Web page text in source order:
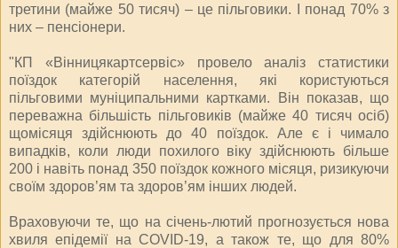
третини (майже 50 тисяч) – це пільговики. І понад 70% з
них – пенсіонери.
"КП «Вінницякартсервіс» провело аналіз статистики
поїздок категорій населення, які користуються
пільговими муніципальними картками. Він показав, що
переважна більшість пільговиків (майже 40 тисяч осіб)
щомісяця здійснюють до 40 поїздок. Але є і чимало
випадків, коли люди похилого віку здійснюють більше
200 і навіть понад 350 поїздок кожного місяця, ризикуючи
своїм здоров’ям та здоров’ям інших людей.
Враховуючи те, що на січень-лютий прогнозується нова
хвиля епідемії на COVID-19, а також те, що для 80%